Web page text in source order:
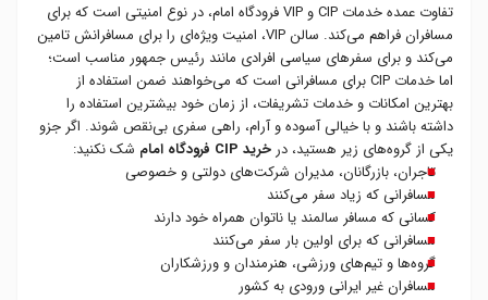
تفاوت عمده خدمات CIP و VIP فرودگاه امام، در نوع امنیتی است که برای
مسافران فراهم می‌کند. سالن VIP، امنیت ویژه‌ای را برای مسافرانش تامین
می‌کند و برای سفرهای سیاسی افرادی مانند رئیس جمهور مناسب است؛
اما خدمات CIP برای مسافرانی است که می‌خواهند ضمن استفاده از
بهترین امکانات و خدمات تشریفات، از زمان خود بیشترین استفاده را
داشته باشند و با خیالی آسوده و آرام، راهی سفری بی‌نقص شوند. اگر جزو
یکی از گروه‌های زیر هستید، درخرید CIP فرودگاه امام
شک نکنید:
تاجران، بازرگانان، مدیران شرکت‌های دولتی و خصوصی
مسافرانی که زیاد سفر می‌کنند
کسانی که مسافر سالمند یا ناتوان همراه خود دارند
مسافرانی که برای اولین بار سفر می‌کنند
گروه‌ها و تیم‌های ورزشی، هنرمندان و ورزشکاران
مسافران غیر ایرانی ورودی به کشور